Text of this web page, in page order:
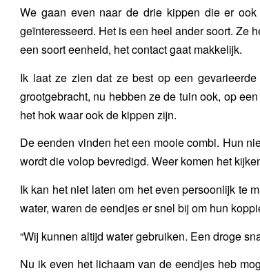
We gaan even naar de drie kippen die er
geïnteresseerd. Het is een heel ander soort. Ze
een soort eenheid, het contact gaat makkelijk.
Ik laat ze zien dat ze best op een
grootgebracht, nu hebben ze de tuin ook, op
het hok waar ook de kippen zijn.
De eenden vinden het een mooie combi. Hun
wordt die volop bevredigd. Weer komen het
Ik kan het niet laten om het even persoonlijk te
water, waren de eendjes er snel bij om hun
“Wij kunnen altijd water gebruiken. Een droge
Nu ik even het lichaam van de eendjes heb